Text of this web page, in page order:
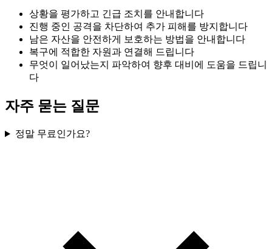
상황을 평가하고 긴급 조치를 안내합니다
진행 중인 공격을 차단하여 추가 피해를 방지합니다
남은 자산을 안전하게 보호하는 방법을 안내합니다
복구에 적합한 자원과 연결해 드립니다
무엇이 일어났는지 파악하여 향후 대비에 도움을 드립니
다
자주 묻는 질문
정말 무료인가요?